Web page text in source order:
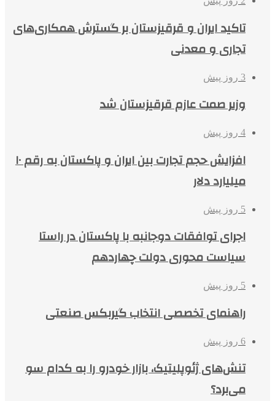
تاکید ایران و قرقیزستان بر گسترش همکاری‌های
تجاری و معدنی
3 روز پیش
وزیر صمت عازم قرقیزستان شد
4 روز پیش
افزایش حجم تجارت بین ایران و پاکستان به رقم ۱۰
میلیارد دلار
5 روز پیش
اجرای توافقات دوجانبه با پاکستان در راستا
سیاست محوری دولت چهاردهم
5 روز پیش
راهنمای تخصصی انتخاب گیربکس صنعتی
6 روز پیش
تنش‌های ژئوپلیتیک، بازار خودرو را به کدام سو
می‌برد؟